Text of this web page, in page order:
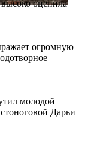
оценила
огромную
молодой
Дарьи